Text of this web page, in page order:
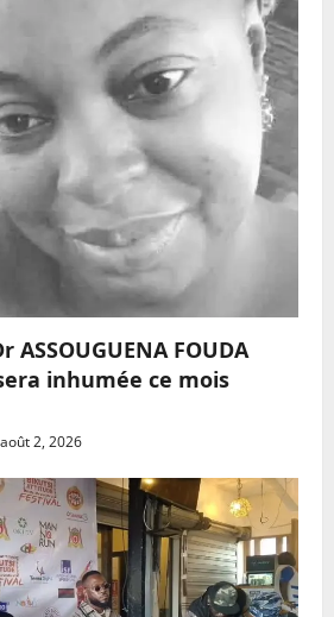
ASSOUGUENA FOUDA
inhumée ce mois
août 2, 2026